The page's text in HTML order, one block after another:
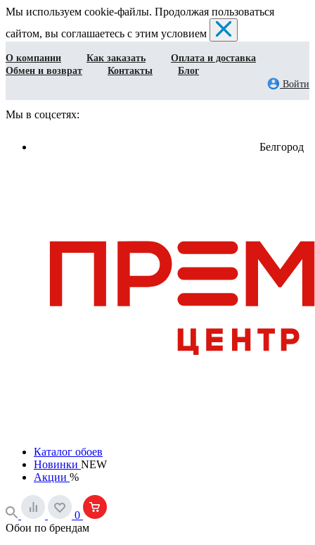
Мы используем cookie-файлы. Продолжая пользоваться
сайтом, вы соглашаетесь с этим условием
О компании Как заказать
Оплата и доставка
Обмен и возврат
Контакты
Блог
Войти
Мы в соцсетях:
Белгород
Каталог обоев
Новинки NEW
Акции %
0
Обои по брендам